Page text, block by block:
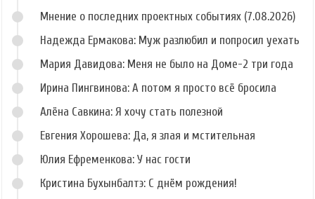
Мнение о последних проектных событиях (7.08.2026)
Надежда Ермакова: Муж разлюбил и попросил уехать
Мария Давидова: Меня не было на Доме-2 три года
Ирина Пингвинова: А потом я просто всё бросила
Алёна Савкина: Я хочу стать полезной
Евгения Хорошева: Да, я злая и мстительная
Юлия Ефременкова: У нас гости
Кристина Бухынбалтэ: С днём рождения!